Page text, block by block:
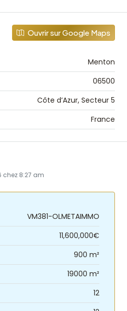
Ouvrir sur Google Maps
Menton
06500
Côte d’Azur, Secteur 5
France
chez 8:27 am
VM381-OLMETAIMMO
11,600,000€
900 m²
19000 m²
12